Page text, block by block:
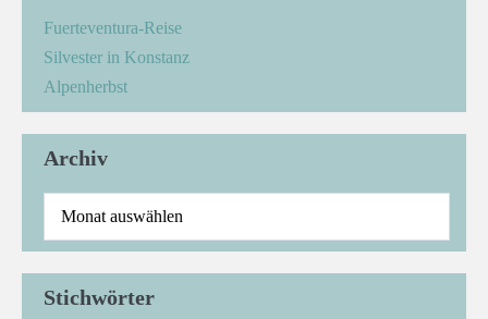
Fuerteventura-Reise
Silvester in Konstanz
Alpenherbst
Archiv
Stichwörter